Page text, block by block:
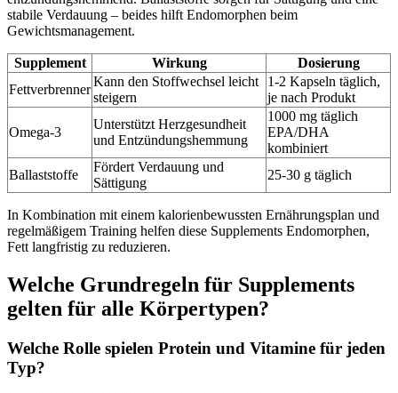
stabile Verdauung – beides hilft Endomorphen beim
Gewichtsmanagement.
Supplement Wirkung
Dosierung
Fettverbrenner
Kann den Stoffwechsel leicht
steigern
1-2 Kapseln täglich,
je nach Produkt
Omega-3
Unterstützt Herzgesundheit
und Entzündungshemmung
1000 mg täglich
EPA/DHA
kombiniert
Ballaststoffe
Fördert Verdauung und
Sättigung
25-30 g täglich
In Kombination mit einem kalorienbewussten Ernährungsplan und
regelmäßigem Training helfen diese Supplements Endomorphen,
Fett langfristig zu reduzieren.
Welche Grundregeln für Supplements
gelten für alle Körpertypen?
Welche Rolle spielen Protein und Vitamine für jeden
Typ?